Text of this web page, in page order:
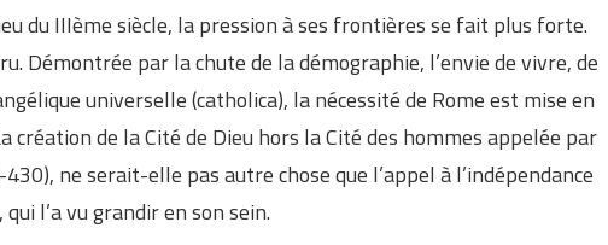
du IIIème siècle, la pression à ses frontières se fait plus forte.
Démontrée par la chute de la démographie, l’envie de vivre, de
universelle (catholica), la nécessité de Rome est mise en
création de la Cité de Dieu hors la Cité des hommes appelée par
ne serait-elle pas autre chose que l’appel à l’indépendance
l’a vu grandir en son sein.